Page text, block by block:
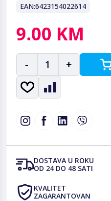
EAN:6423154022614
9.00 KM
- 1 +
DOSTAVA U ROKU
OD 24 DO 48 SATI
KVALITET
ZAGARANTOVAN